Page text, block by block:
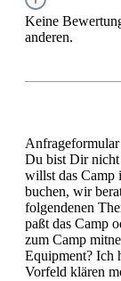
Keine
anderen.
Anfrageformular
Du bist Dir nicht
willst das Camp
buchen, wir
folgendenen
paßt das Camp
zum Camp
Equipment? Ich
Vorfeld klären